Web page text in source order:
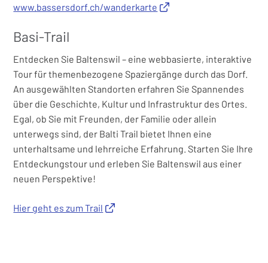
www.bassersdorf.ch/wanderkarte
Basi-Trail
Entdecken Sie Baltenswil – eine webbasierte, interaktive
Tour für themenbezogene Spaziergänge durch das Dorf.
An ausgewählten Standorten erfahren Sie Spannendes
über die Geschichte, Kultur und Infrastruktur des Ortes.
Egal, ob Sie mit Freunden, der Familie oder allein
unterwegs sind, der Balti Trail bietet Ihnen eine
unterhaltsame und lehrreiche Erfahrung. Starten Sie Ihre
Entdeckungstour und erleben Sie Baltenswil aus einer
neuen Perspektive!
Hier geht es zum Trail